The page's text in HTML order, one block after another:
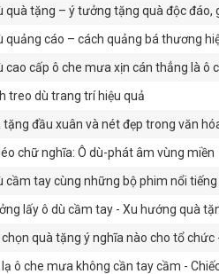
quà tặng – ý tưởng tặng quà độc đáo,
quảng cáo – cách quảng bá thương
cao cấp ô che mưa xịn cán thẳng là ô
treo dù trang trí hiệu quả
tặng đầu xuân và nét đẹp trong văn
chữ nghĩa: Ô dù-phát âm vùng miền
cầm tay cùng những bộ phim nổi tiếng
lấy ô dù cầm tay - Xu hướng quà
chọn quà tặng ý nghĩa nào cho tổ chức
ô che mưa không cần tay cầm -